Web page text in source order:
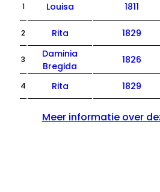
1 Louisa 1811
2 Rita 1829
3
Daminia
Bregida
1826
4 Rita 1829
Meer informatie over